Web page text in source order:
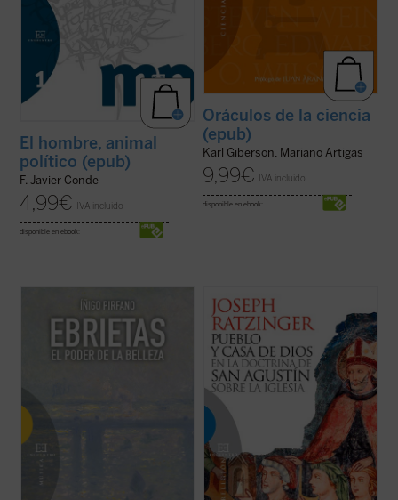
El hombre, animal
político (epub)
F. Javier Conde
4,99€ IVA incluido
disponible en ebook:
Oráculos de la ciencia
(epub)
Karl Giberson, Mariano Artigas
9,99€ IVA incluido
disponible en ebook:
Cuando un filósofo escribe sobre estética,
el resultado constituye en no pocos casos
un ejercicio de admirable erudición que no
consigue penetrar en la naturaleza de la
creación poética. Y al revés; si un artista se
lanza a la difícil tarea ... (ver ficha)
El concepto de pueblo de Dios en la
eclesiología de Agustín de Hipona es el
concepto central de este libro, redactado
como tesis doctoral por Joseph Ratzinger
y que supuso su brillante entrada en el
mundo de la investigación teológica. En ...
(ver ficha)